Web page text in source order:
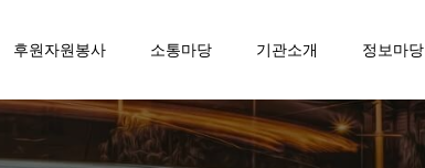
후원자원봉사 소통마당 기관소개 정보마당